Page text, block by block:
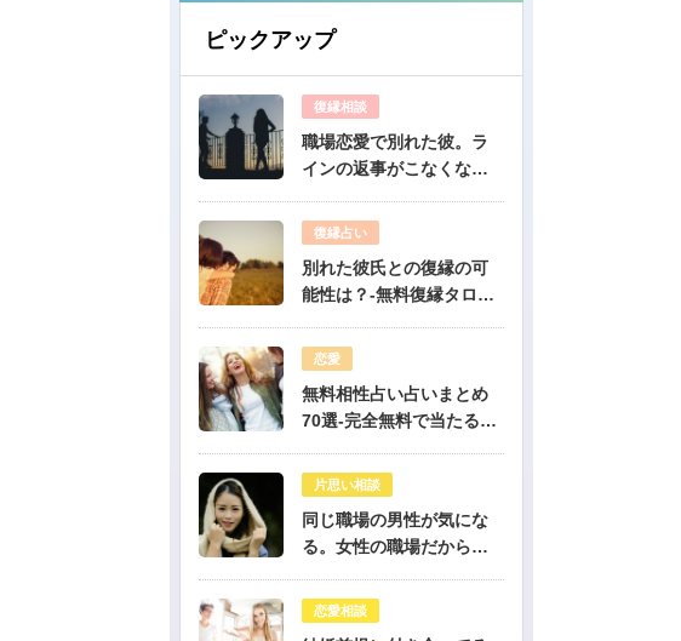
ピックアップ
復縁相談
職場恋愛で別れた彼。ラ
インの返事がこなくなっ
公開鑑定-無料占い
復縁占い
別れた彼氏との復縁の可
能性は？-無料復縁タロッ
恋愛
無料相性占い占いまとめ
70選-完全無料で当たる占
片思い相談
同じ職場の男性が気にな
る。女性の職場だから人
私のこと好き？-公開鑑定-
無料占い
恋愛相談